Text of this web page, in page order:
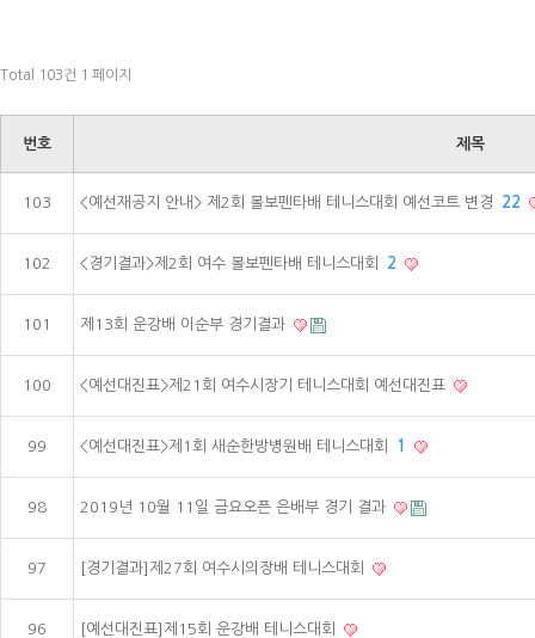
Total 103건 1 페이지
번호 제목
103 <예선재공지 안내> 제2회 볼보펜타배 테니스대회 예선코트 변경 22
102 <경기결과>제2회 여수 볼보펜타배 테니스대회 2
101 제13회 운강배 이순부 경기결과
100 <예선대진표>제21회 여수시장기 테니스대회 예선대진표
99 <예선대진표>제1회 새순한방병원배 테니스대회 1
98 2019년 10월 11일 금요오픈 은배부 경기 결과
97 [경기결과]제27회 여수시의장배 테니스대회
96 [예선대진표]제15회 운강배 테니스대회